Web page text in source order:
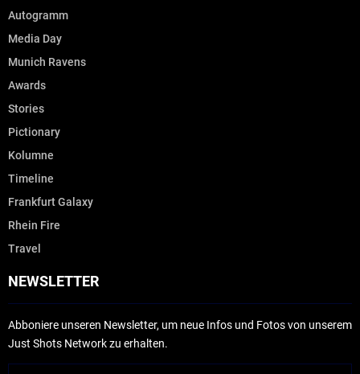
Autogramm
Media Day
Munich Ravens
Awards
Stories
Pictionary
Kolumne
Timeline
Frankfurt Galaxy
Rhein Fire
Travel
NEWSLETTER
Abboniere unseren Newsletter, um neue Infos und Fotos von unserem
Just Shots Network zu erhalten.